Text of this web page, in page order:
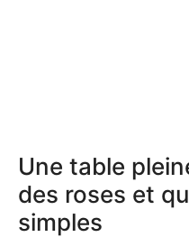
Une table
des roses et
simples